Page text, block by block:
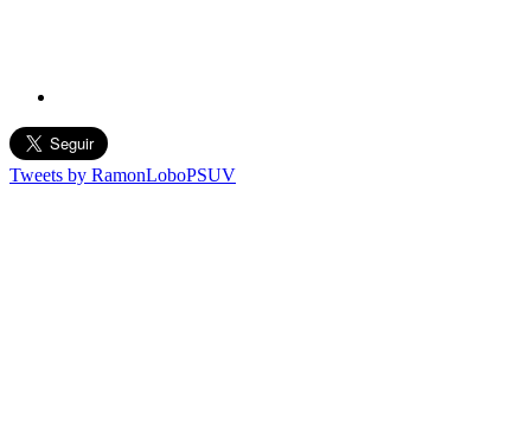
Tweets by RamonLoboPSUV